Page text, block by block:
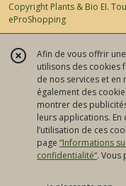
Copyright Plants & Bio EI.
eProShopping
Afin de vous offrir
utilisons des cookies
de nos services et en
également des
montrer des
leurs applications. En
l’utilisation de ces
page “Informations
confidentialité“. Vous